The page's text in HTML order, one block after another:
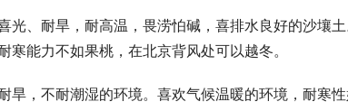
光、耐旱，耐高温，畏涝怕碱，喜排水良好的沙壤
寒能力不如果桃，在北京背风处可以越冬。
旱，不耐潮湿的环境。喜欢气候温暖的环境，耐寒